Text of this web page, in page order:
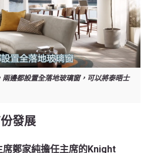
邊都設置全落地玻璃窗，可以將泰晤士
發展
鄭家純擔任主席的Knight